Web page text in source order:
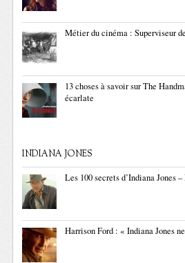
Métier du cinéma : Superviseur
13 choses à savoir sur The
écarlate
INDIANA JONES
Les 100 secrets d’Indiana Jones
Harrison Ford : « Indiana Jones